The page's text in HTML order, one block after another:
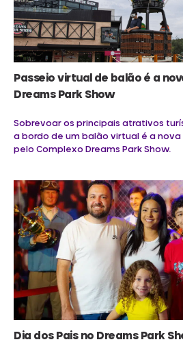
Passeio virtual de balão é a
Dreams Park Show
Sobrevoar os principais atrativos
a bordo de um balão virtual é a
pelo Complexo Dreams Park Show.
Dia dos Pais no Dreams Park